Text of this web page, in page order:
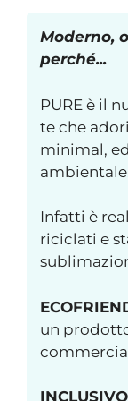
Moderno,
perché...
PURE è il
te che
minimal,
Infatti è
riciclati e
un
INCLUSIVO